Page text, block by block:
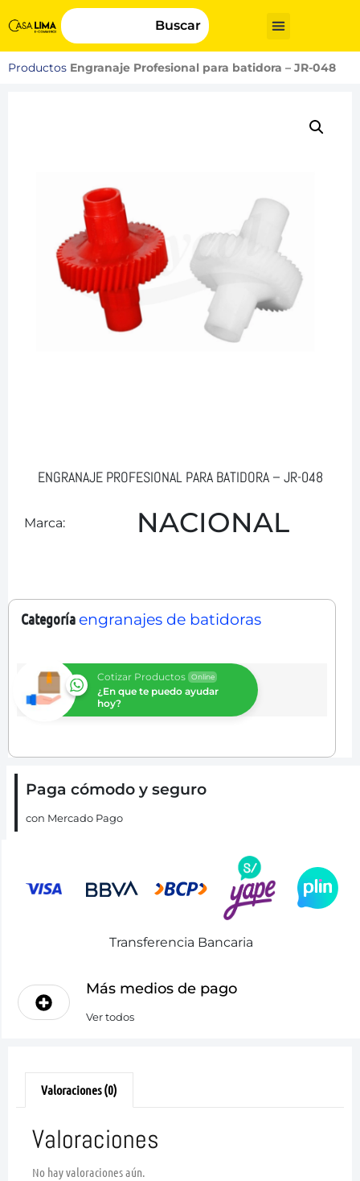
Buscar
Productos Engranaje Profesional para batidora – JR-048
ENGRANAJE PROFESIONAL PARA BATIDORA – JR-048
Marca: NACIONAL
Categoría engranajes de batidoras
Cotizar Productos Online
¿En que te puedo ayudar
hoy?
Paga cómodo y seguro
con Mercado Pago
Transferencia Bancaria
Más medios de pago
Ver todos
Valoraciones (0)
Valoraciones
No hay valoraciones aún.